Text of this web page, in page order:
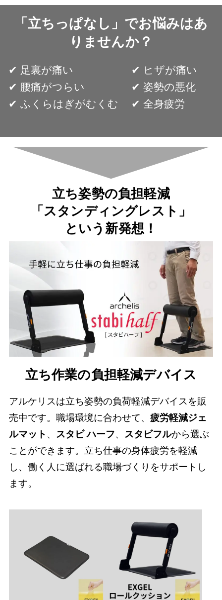
「立ちっぱなし」でお悩みはあ
りませんか？
✔︎ 足裏が痛い
✔︎ 腰痛がつらい
✔︎ ふくらはぎがむくむ
✔︎ ヒザが痛い
✔︎ 姿勢の悪化
✔︎ 全身疲労
立ち姿勢の負担軽減
「スタンディングレスト」
という新発想！
立ち作業の負担軽減デバイス
アルケリスは立ち姿勢の負荷軽減デバイスを販
売中です。職場環境に合わせて、 疲労軽減ジェ
ルマット、 スタビ ハーフ、 スタビフルから選ぶ
ことができます。立ち仕事の身体疲労を軽減
し、働く人に選ばれる職場づくりをサポートし
ます。